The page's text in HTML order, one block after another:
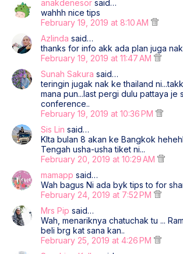
anakdenesor said…
wahhh nice tips
February 19, 2019 at 8:10 AM
Azlinda said…
thanks for info akk ada plan juga
February 19, 2019 at 11:47 AM
Sunah Sakura said…
teringin jugak nak ke thailand
mana pun...last pergi dulu pattaya je
conference..
February 19, 2019 at 10:36 PM
Sis Lin said…
KIta bulan 8 akan ke Bangkok
Tengah usha-usha tiket ni...
February 20, 2019 at 10:29 AM
mamapp said…
Wah bagus Ni ada byk tips to for
February 24, 2019 at 7:52 PM
Mrs Pip said…
Wah, menariknya chatuchak tu ...
beli brg kat sana kan..
February 25, 2019 at 4:26 PM